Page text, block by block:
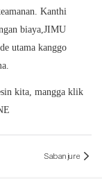
Kanthi
biaya,JIMU
utama kanggo
kita, mangga klik
Sabanjure